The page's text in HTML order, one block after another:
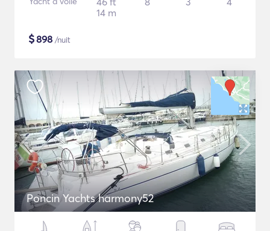
14 m
$898 /nuit
Poncin Yachts harmony52